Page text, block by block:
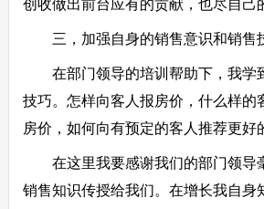
创收做出前台应有的贡献，也尽自己
三，加强自身的销售意识和销售
在部门领导的培训帮助下，我学
技巧。怎样向客人报房价，什么样的
房价，如何向有预定的客人推荐更好
在这里我要感谢我们的部门领导
销售知识传授给我们。在增长我自身